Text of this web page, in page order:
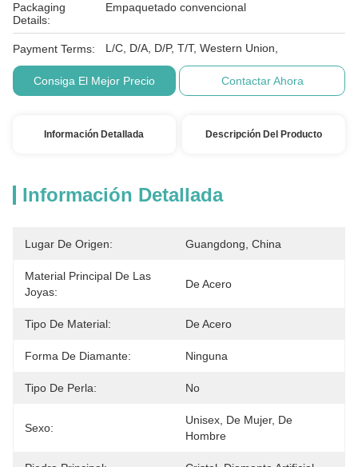
Packaging
Details:
Empaquetado convencional
Payment Terms: L/C, D/A, D/P, T/T, Western Union,
Consiga El Mejor Precio Contactar Ahora
Información Detallada Descripción Del Producto
Información Detallada
Lugar De Origen: Guangdong, China
Material Principal De Las
Joyas:
De Acero
Tipo De Material: De Acero
Forma De Diamante: Ninguna
Tipo De Perla: No
Sexo:
Unisex, De Mujer, De
Hombre